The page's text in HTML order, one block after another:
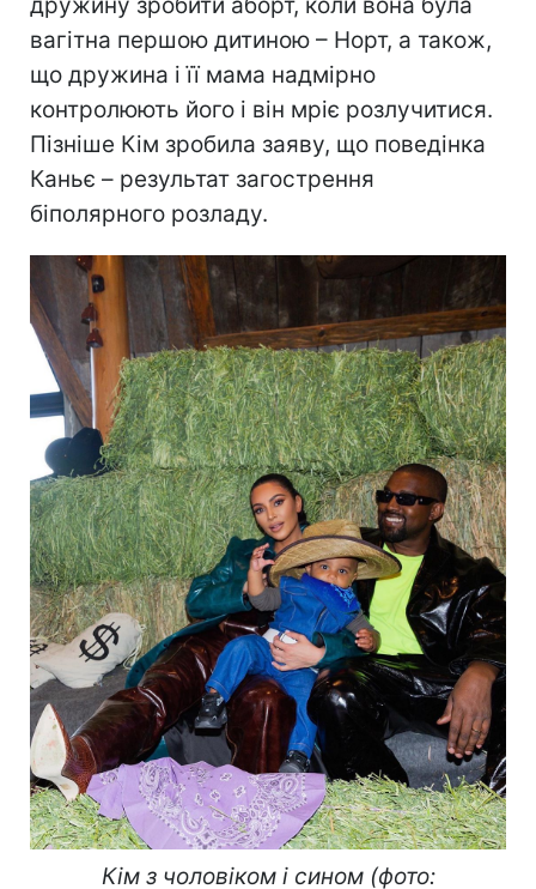
дружину зробити аборт, коли вона була
вагітна першою дитиною – Норт, а також,
що дружина і її мама надмірно
контролюють його і він мріє розлучитися.
Пізніше Кім зробила заяву, що поведінка
Каньє – результат загострення
біполярного розладу.
Кім з чоловіком і сином (фото: